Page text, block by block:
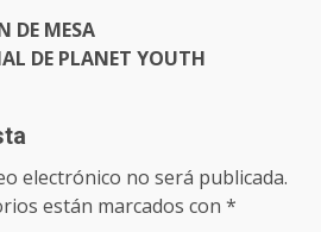
DE MESA
DE PLANET YOUTH
electrónico no será publicada.
están marcados con *